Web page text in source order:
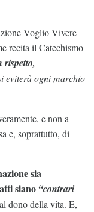
Voglio Vivere
recita il Catechismo
rispetto,
eviterà ogni marchio
e non a
e, soprattutto, di
sia
siano “contrari
dono della vita. E,